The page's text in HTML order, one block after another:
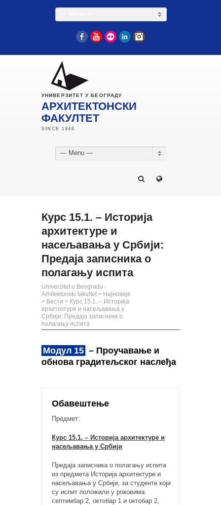
FacebookYouTube
Flickr LinkedIn
УНИВЕРЗИТЕТ У БЕОГРАДУ
АРХИТЕКТОНСКИ
ФАКУЛТЕТ
— Menu —
Курс 15.1. – Историја
архитектуре и
насељавања у Србији:
Предаја записника о
полагању испита
Univerzitet u Beogradu -
Arhitektonski fakultet > Најновије
> Вести > Курс 15.1. – Историја
архитектуре и насељавања у
Србији: Предаја записника о
полагању испита
Модул 15 – Проучавање и
обнова градитељског наслеђа
Обавештење
Предмет:
Курс 15.1. – Историја архитектуре и
насељавања у Србији
Предаја записника о полагању испита
из предмета Историја архитектуре и
насељавања у Србији, за студенте који
су испит положили у роковима:
септембар 2, октобар 1 и октобар 2,